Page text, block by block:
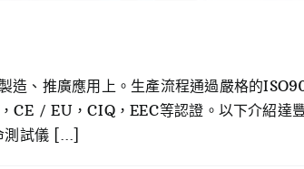
造、推廣應用上。生產流程通過嚴格的
CE / EU，CIQ，EEC等認證。以下介紹
試儀 [...]